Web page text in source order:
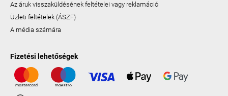
Az áruk visszaküldésének feltételei vagy reklamáció
Üzleti feltételek (ÁSZF)
A média számára
Fizetési lehetőségek